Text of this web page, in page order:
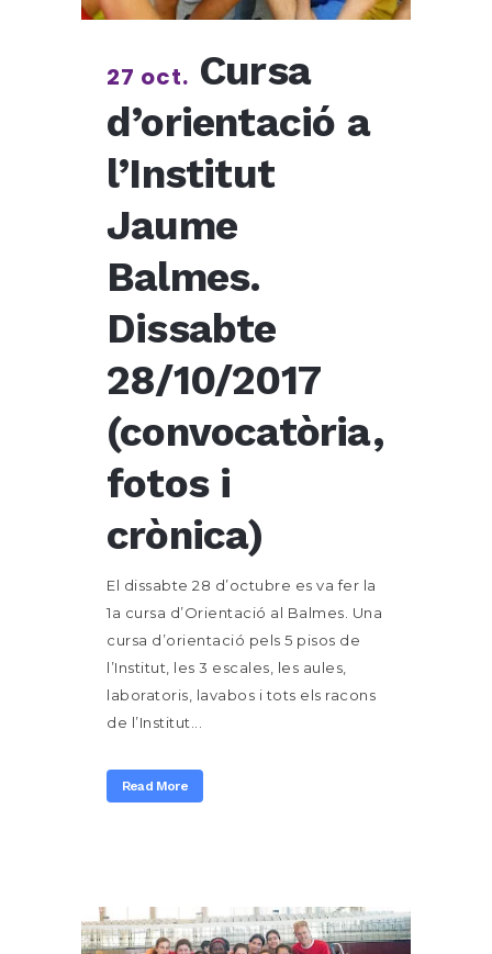
27 oct. Cursa
d’orientació a
l’Institut
Jaume
Balmes.
Dissabte
28/10/2017
(convocatòria,
fotos i
crònica)
El dissabte 28 d’octubre es va fer la
1a cursa d’Orientació al Balmes. Una
cursa d’orientació pels 5 pisos de
l’Institut, les 3 escales, les aules,
laboratoris, lavabos i tots els racons
de l’Institut...
Read More